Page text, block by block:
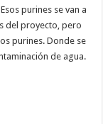
purines se van a
del proyecto, pero
purines. Donde se
de agua.